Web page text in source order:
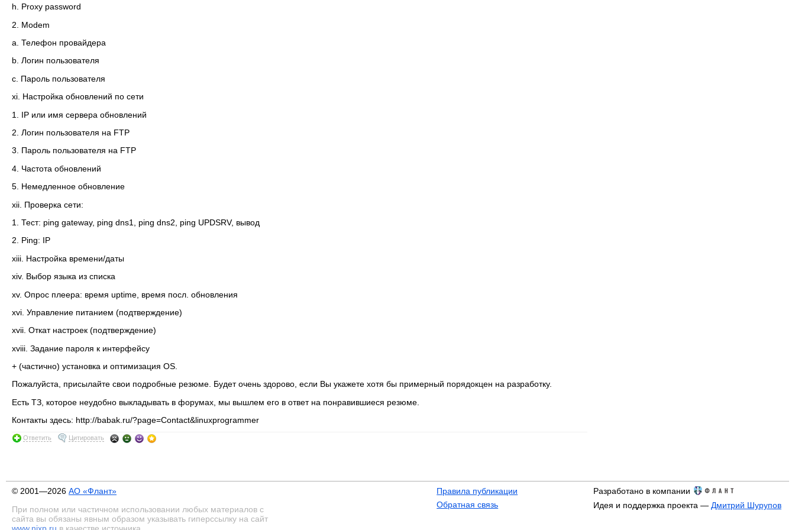
h. Proxy password
2. Modem
a. Телефон провайдера
b. Логин пользователя
c. Пароль пользователя
xi. Настройка обновлений по сети
1. IP или имя сервера обновлений
2. Логин пользователя на FTP
3. Пароль пользователя на FTP
4. Частота обновлений
5. Немедленное обновление
xii. Проверка сети:
1. Тест: ping gateway, ping dns1, ping dns2, ping UPDSRV, вывод
2. Ping: IP
xiii. Настройка времени/даты
xiv. Выбор языка из списка
xv. Опрос плеера: время uptime, время посл. обновления
xvi. Управление питанием (подтверждение)
xvii. Откат настроек (подтверждение)
xviii. Задание пароля к интерфейсу
+ (частично) установка и оптимизация OS.
Пожалуйста, присылайте свои подробные резюме. Будет очень здорово, если Вы укажете хотя бы примерный порядокцен на разработку.
Есть ТЗ, которое неудобно выкладывать в форумах, мы вышлем его в ответ на понравившиеся резюме.
Контакты здесь: http://babak.ru/?page=Contact&linuxprogrammer
Ответить Цитировать
© 2001—2026 АО «Флант»
При полном или частичном использовании любых материалов с
сайта вы обязаны явным образом указывать гиперссылку на сайт
Правила публикации
Обратная связь
Разработано в компании
Идея и поддержка проекта — Дмитрий Шурупов